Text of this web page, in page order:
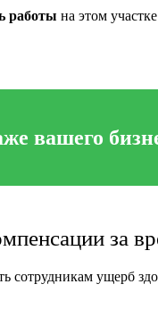
работы на этом
вашего
за
сотрудникам ущерб